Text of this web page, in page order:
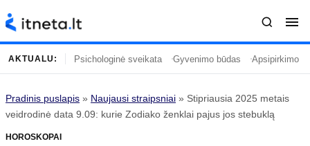
Turinys
Naujausi straipsniai
Temos
AKTUALU: Psichologinė sveikata Gyvenimo būdas Apsipirkimo
Pradinis puslapis » Naujausi straipsniai » Stipriausia 2025 metais
veidrodinė data 9.09: kurie Zodiako ženklai pajus jos stebuklą
HOROSKOPAI